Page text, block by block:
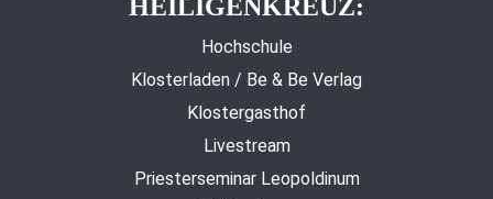
HEILIGENKREUZ:
Hochschule
Klosterladen / Be & Be Verlag
Klostergasthof
Livestream
Priesterseminar Leopoldinum